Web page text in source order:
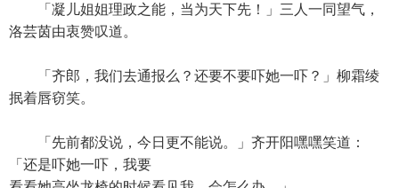
「凝儿姐姐理政之能，当为天下先！」三人一同望气，
洛芸茵由衷赞叹道。
「齐郎，我们去通报么？还要不要吓她一吓？」柳霜绫
抿着唇窃笑。
「先前都没说，今日更不能说。」齐开阳嘿嘿笑道：
「还是吓她一吓，我要